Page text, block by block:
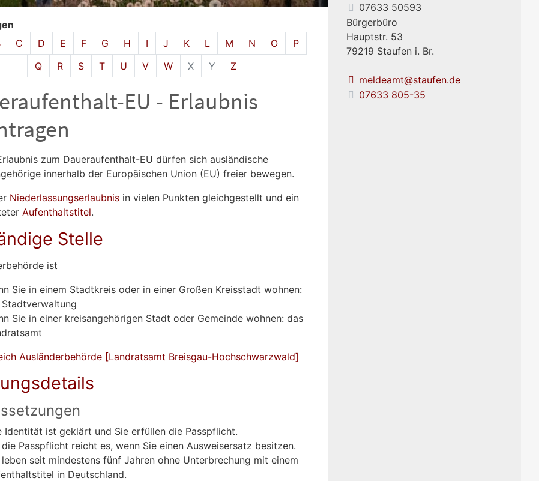
Register überspringen
C D E F G H I J K L M N O
P
Q
R S T U V W X Y Z
EU - Erlaubnis
zum Daueraufenthalt-EU dürfen sich ausländische
innerhalb der Europäischen Union (EU) freier bewegen.
Niederlassungserlaubnis in vielen Punkten gleichgestellt und ein
Aufenthaltstitel.
Stelle
ist
Sie in einem Stadtkreis oder in einer Großen Kreisstadt wohnen:
Sie in einer kreisangehörigen Stadt oder Gemeinde wohnen: das
Ausländerbehörde [Landratsamt Breisgau-Hochschwarzwald]
Identität ist geklärt und Sie erfüllen die Passpflicht.
die Passpflicht reicht es, wenn Sie einen Ausweisersatz besitzen.
leben seit mindestens fünf Jahren ohne Unterbrechung mit einem
in Deutschland.
07633 50593
Bürgerbüro
Hauptstr. 53
79219 Staufen i. Br.
meldeamt@staufen.de
07633 805-35